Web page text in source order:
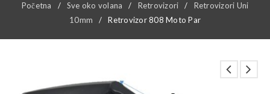
Početna / Sve oko volana / Retrovizori /
Retrovizori Uni
10mm
/ Retrovizor 808 Moto Par